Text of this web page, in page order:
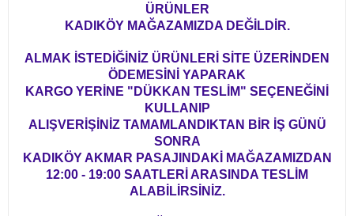
ÜRÜNLER
KADIKÖY MAĞAZAMIZDA DEĞİLDİR.
ALMAK İSTEDİĞİNİZ ÜRÜNLERİ SİTE ÜZERİNDEN
ÖDEMESİNİ YAPARAK
KARGO YERİNE "DÜKKAN TESLİM" SEÇENEĞİNİ
KULLANIP
ALIŞVERİŞİNİZ TAMAMLANDIKTAN BİR İŞ GÜNÜ
SONRA
KADIKÖY AKMAR PASAJINDAKİ MAĞAZAMIZDAN
12:00 - 19:00 SAATLERİ ARASINDA TESLİM
ALABİLİRSİNİZ.